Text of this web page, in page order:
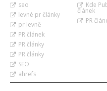
seo
levné pr články
pr levně
PR článek
PR články
PR články
SEO
ahrefs
Kde
článek
PR